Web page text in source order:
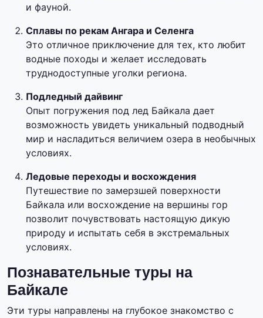
и фауной.
Сплавы по рекам Ангара и Селенга
Это отличное приключение для тех, кто любит
водные походы и желает исследовать
труднодоступные уголки региона.
Подледный дайвинг
Опыт погружения под лед Байкала дает
возможность увидеть уникальный подводный
мир и насладиться величием озера в необычных
условиях.
Ледовые переходы и восхождения
Путешествие по замерзшей поверхности
Байкала или восхождение на вершины гор
позволит почувствовать настоящую дикую
природу и испытать себя в экстремальных
условиях.
Познавательные туры на
Байкале
Эти туры направлены на глубокое знакомство с